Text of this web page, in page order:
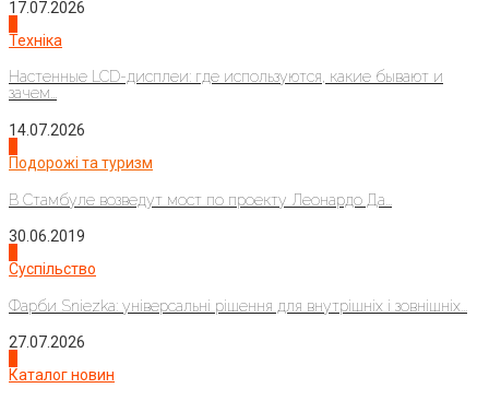
17.07.2026
Техніка
Настенные LCD-дисплеи: где используются, какие бывают и
зачем...
14.07.2026
Подорожі та туризм
В Стамбуле возведут мост по проекту Леонардо Да...
30.06.2019
Суспільство
Фарби Sniezka: універсальні рішення для внутрішніх і зовнішніх...
27.07.2026
Каталог новин